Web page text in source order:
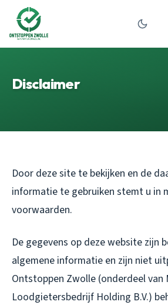
Disclaimer
Door deze site te bekijken en de
informatie te gebruiken stemt u in
voorwaarden.
De gegevens op deze website zijn
algemene informatie en zijn niet
Ontstoppen Zwolle (onderdeel van
Loodgietersbedrijf Holding B.V.)